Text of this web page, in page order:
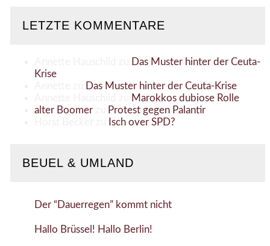
LETZTE KOMMENTARE
Das Muster hinter der Ceuta-
Krise
Das Muster hinter der Ceuta-Krise
Marokkos dubiose Rolle
alter Boomerzu
Protest gegen Palantir
Isch over SPD?
BEUEL & UMLAND
Der “Dauerregen” kommt nicht
Hallo Brüssel! Hallo Berlin!